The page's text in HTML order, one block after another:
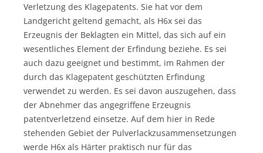
Verletzung des Klagepatents. Sie hat vor dem
Landgericht geltend gemacht, als H6x sei das
Erzeugnis der Beklagten ein Mittel, das sich auf ein
wesentliches Element der Erfindung beziehe. Es sei
auch dazu geeignet und bestimmt, im Rahmen der
durch das Klagepatent geschützten Erfindung
verwendet zu werden. Es sei davon auszugehen, dass
der Abnehmer das angegriffene Erzeugnis
patentverletzend einsetze. Auf dem hier in Rede
stehenden Gebiet der Pulverlackzusammensetzungen
werde H6x als Härter praktisch nur für das